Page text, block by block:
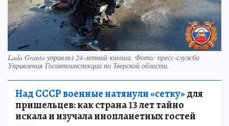
Lada Granta управлял 24-летний юноша. Фото: пресс-служба
Управления Госавтоинспекции по Тверской области.
Над СССР военные натянули «сетку»для
пришельцев: как страна 13 лет тайно
искала и изучала инопланетных гостей